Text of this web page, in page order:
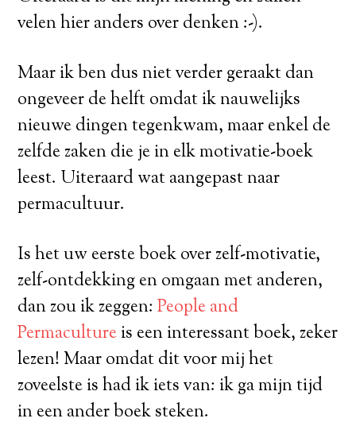
velen hier anders over denken :-).
Maar ik ben dus niet verder geraakt dan
ongeveer de helft omdat ik nauwelijks
nieuwe dingen tegenkwam, maar enkel de
zelfde zaken die je in elk motivatie-boek
leest. Uiteraard wat aangepast naar
permacultuur.
Is het uw eerste boek over zelf-motivatie,
zelf-ontdekking en omgaan met anderen,
dan zou ik zeggen:People and
Permacultureis een interessant boek, zeker
lezen! Maar omdat dit voor mij het
zoveelste is had ik iets van: ik ga mijn tijd
in een ander boek steken.